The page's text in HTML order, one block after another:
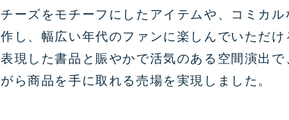
チーズをモチーフにしたアイテムや、コミカ
作し、幅広い年代のファンに楽しんでいただ
表現した書品と賑やかで活気のある空間演出
がら商品を手に取れる売場を実現しました。